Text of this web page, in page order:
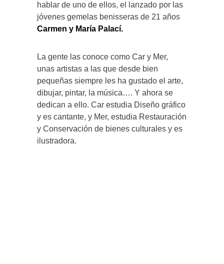
hablar de uno de ellos, el lanzado por las
jóvenes gemelas benisseras de 21 años
Carmen y María Palací.
La gente las conoce como Car y Mer,
unas artistas a las que desde bien
pequeñas siempre les ha gustado el arte,
dibujar, pintar, la música…. Y ahora se
dedican a ello. Car estudia Diseño gráfico
y es cantante, y Mer, estudia Restauración
y Conservación de bienes culturales y es
ilustradora.